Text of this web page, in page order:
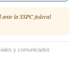
la SSPC federal
y comunicados